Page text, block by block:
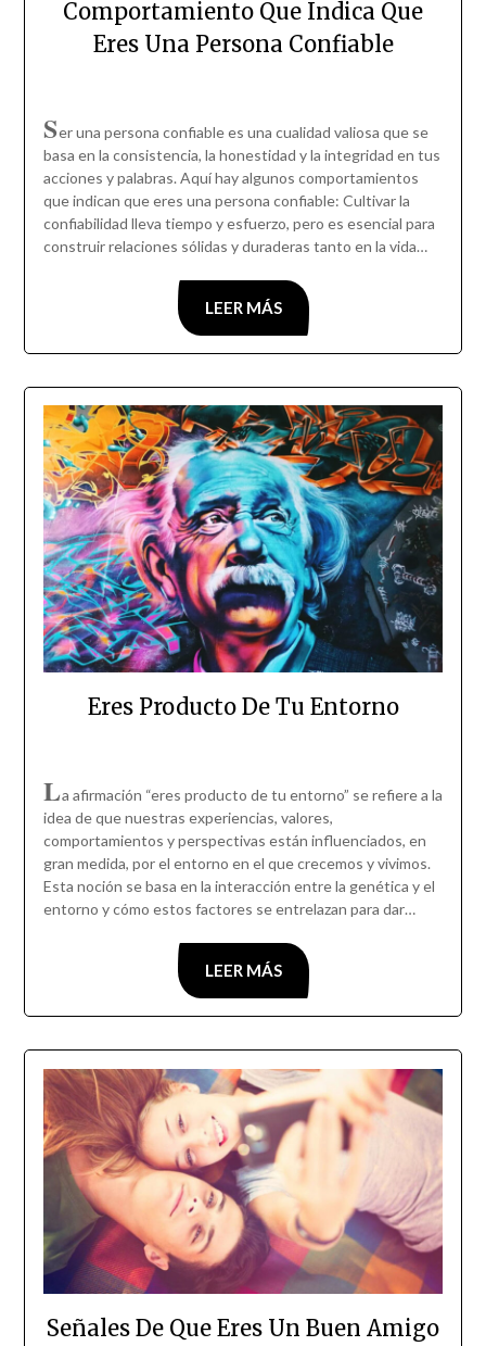
Comportamiento Que Indica Que
Eres Una Persona Confiable
Ser una persona confiable es una cualidad valiosa que se
basa en la consistencia, la honestidad y la integridad en tus
acciones y palabras. Aquí hay algunos comportamientos
que indican que eres una persona confiable: Cultivar la
confiabilidad lleva tiempo y esfuerzo, pero es esencial para
construir relaciones sólidas y duraderas tanto en la vida…
LEER MÁS
Eres Producto De Tu Entorno
La afirmación “eres producto de tu entorno” se refiere a la
idea de que nuestras experiencias, valores,
comportamientos y perspectivas están influenciados, en
gran medida, por el entorno en el que crecemos y vivimos.
Esta noción se basa en la interacción entre la genética y el
entorno y cómo estos factores se entrelazan para dar…
LEER MÁS
Señales De Que Eres Un Buen Amigo